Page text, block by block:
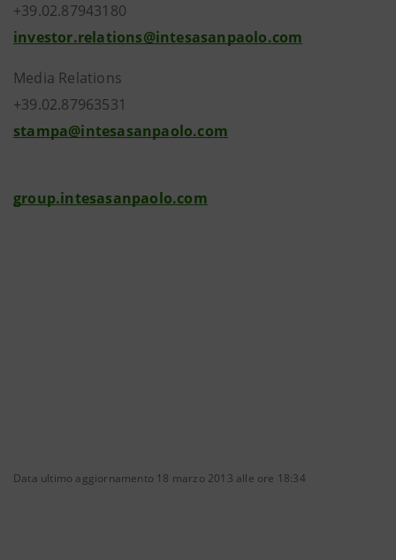
+39.02.87943180
investor.relations@intesasanpaolo.com
Media Relations
+39.02.87963531
stampa@intesasanpaolo.com
group.intesasanpaolo.com
Data ultimo aggiornamento 18 marzo 2013 alle ore 18:34